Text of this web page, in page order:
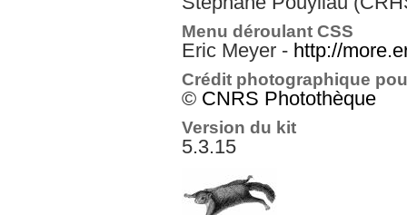
Menu déroulant CSS
Eric Meyer - http://
Crédit photographique
© CNRS Photothèque
Version du kit
5.3.15